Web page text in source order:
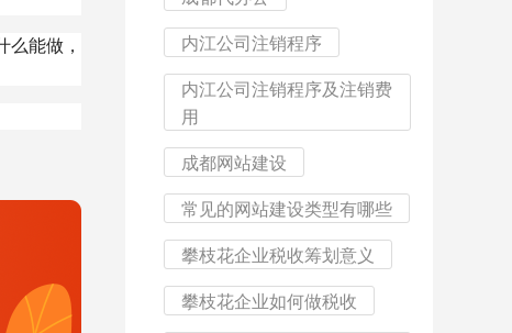
能做，
内江公司注销程序
内江公司注销程序及注销费
用
成都网站建设
常见的网站建设类型有哪些
攀枝花企业税收筹划意义
攀枝花企业如何做税收